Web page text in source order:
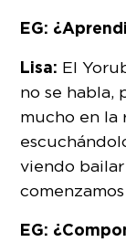
EG:
Lisa: El
no se habla,
mucho en la
viendo bailar
EG: